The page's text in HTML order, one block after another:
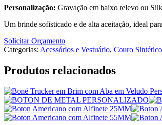
Personalização: Gravação em baixo relevo ou
Um brinde sofisticado e de alta aceitação, ideal
Solicitar Orçamento
Categorias: Acessórios e Vestuário, Couro Sintético
Produtos relacionados